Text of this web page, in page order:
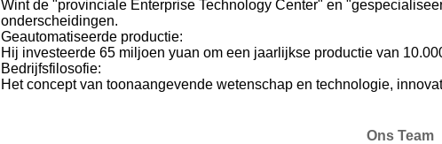
Wint de "provinciale Enterprise Technology Center" en
onderscheidingen.
Geautomatiseerde productie:
Hij investeerde 65 miljoen yuan om een jaarlijkse productie van
Bedrijfsfilosofie:
Het concept van toonaangevende wetenschap en technologie,
Ons Team